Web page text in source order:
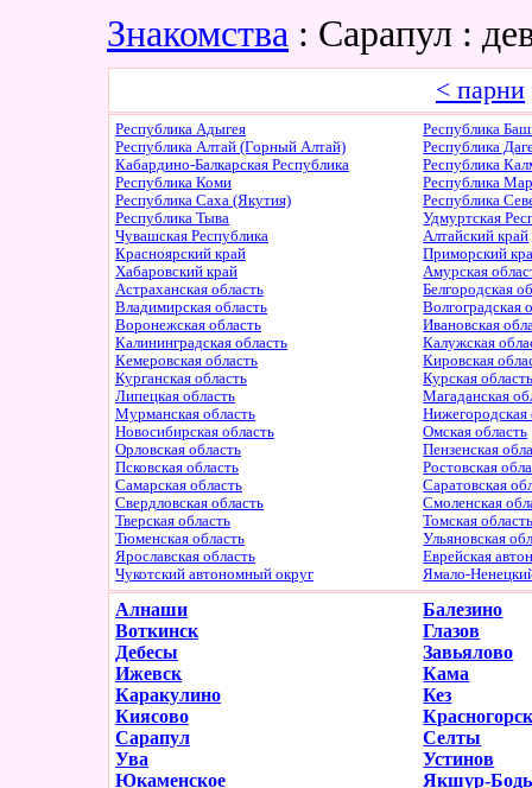
Знакомства : Сарапул :
< парни
Республика Адыгея
Республика
Республика Алтай (Горный Алтай)
Республика
Кабардино-Балкарская Республика
Республика
Республика Коми
Республика
Республика Саха (Якутия)
Республика
Республика Тыва
Удмуртская
Чувашская Республика
Алтайский край
Красноярский край
Приморский
Хабаровский край
Амурская
Астраханская область
Белгородская
Владимирская область
Волгоградская
Воронежская область
Ивановская
Калининградская область
Калужская
Кемеровская область
Кировская
Курганская область
Курская
Липецкая область
Магаданская
Мурманская область
Нижегородская
Новосибирская область
Омская область
Орловская область
Пензенская
Псковская область
Ростовская
Самарская область
Саратовская
Свердловская область
Смоленская
Тверская область
Томская
Тюменская область
Ульяновская
Ярославская область
Еврейская
Чукотский автономный округ
Ямало-
Алнаши
Балезино
Воткинск
Глазов
Дебесы
Завьялово
Ижевск
Кама
Каракулино
Кез
Киясово
Сарапул
Селты
Ува
Устинов
Юкаменское
Якшур-